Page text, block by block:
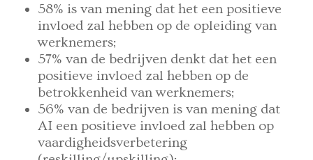
58% is van mening dat het een positieve
invloed zal hebben op de opleiding van
werknemers;
57% van de bedrijven denkt dat het een
positieve invloed zal hebben op de
betrokkenheid van werknemers;
56% van de bedrijven is van mening dat
AI een positieve invloed zal hebben op
vaardigheidsverbetering